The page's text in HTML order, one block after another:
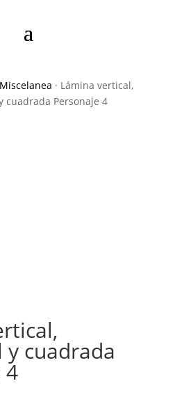
Miscelanea · Lámina vertical,
cuadrada Personaje 4
cuadrada
4